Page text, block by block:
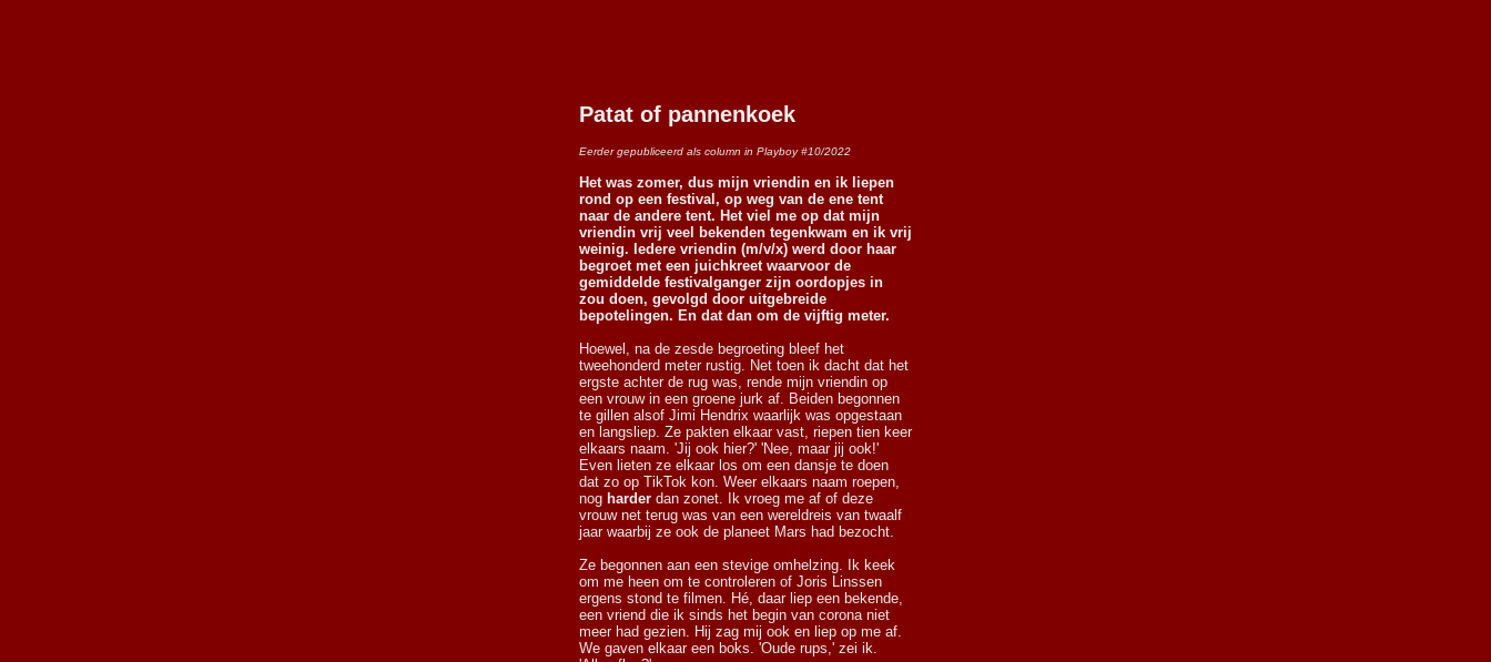
Patat of pannenkoek
Eerder gepubliceerd als column in Playboy #10/2022
Het was zomer, dus mijn vriendin en ik liepen
rond op een festival, op weg van de ene tent
naar de andere tent. Het viel me op dat mijn
vriendin vrij veel bekenden tegenkwam en ik vrij
weinig. Iedere vriendin (m/v/x) werd door haar
begroet met een juichkreet waarvoor de
gemiddelde festivalganger zijn oordopjes in
zou doen, gevolgd door uitgebreide
bepotelingen. En dat dan om de vijftig meter.
Hoewel, na de zesde begroeting bleef het
tweehonderd meter rustig. Net toen ik dacht dat het
ergste achter de rug was, rende mijn vriendin op
een vrouw in een groene jurk af. Beiden begonnen
te gillen alsof Jimi Hendrix waarlijk was opgestaan
en langsliep. Ze pakten elkaar vast, riepen tien keer
elkaars naam. 'Jij ook hier?' 'Nee, maar jij ook!'
Even lieten ze elkaar los om een dansje te doen
dat zo op TikTok kon. Weer elkaars naam roepen,
nog harder dan zonet. Ik vroeg me af of deze
vrouw net terug was van een wereldreis van twaalf
jaar waarbij ze ook de planeet Mars had bezocht.
Ze begonnen aan een stevige omhelzing. Ik keek
om me heen om te controleren of Joris Linssen
ergens stond te filmen. Hé, daar liep een bekende,
een vriend die ik sinds het begin van corona niet
meer had gezien. Hij zag mij ook en liep op me af.
We gaven elkaar een boks. 'Oude rups,' zei ik.